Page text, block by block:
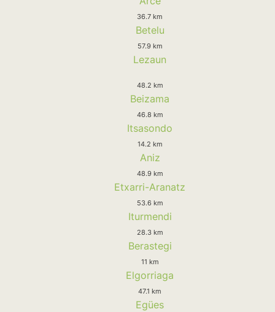
36.7 km
Betelu
57.9 km
Lezaun
48.2 km
Beizama
46.8 km
Itsasondo
14.2 km
Aniz
48.9 km
Etxarri-Aranatz
53.6 km
Iturmendi
28.3 km
Berastegi
11 km
Elgorriaga
47.1 km
Egües